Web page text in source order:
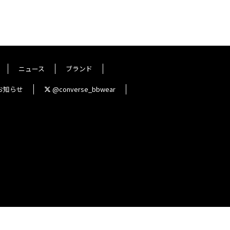
ニュース ブランド
知らせ @converse_bbwear